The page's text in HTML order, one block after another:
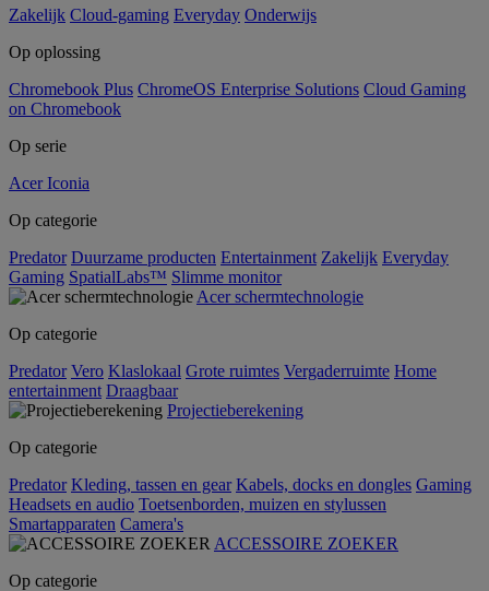
Zakelijk Cloud-gaming Everyday Onderwijs
Op oplossing
Chromebook Plus ChromeOS Enterprise Solutions Cloud Gaming
on Chromebook
Op serie
Acer Iconia
Op categorie
Predator Duurzame producten Entertainment Zakelijk Everyday
Gaming SpatialLabs™ Slimme monitor
Acer schermtechnologie
Op categorie
Predator Vero Klaslokaal Grote ruimtes Vergaderruimte Home
entertainment Draagbaar
Projectieberekening
Op categorie
Predator Kleding, tassen en gear Kabels, docks en dongles Gaming
Headsets en audio Toetsenborden, muizen en stylussen
Smartapparaten Camera's
ACCESSOIRE ZOEKER
Op categorie